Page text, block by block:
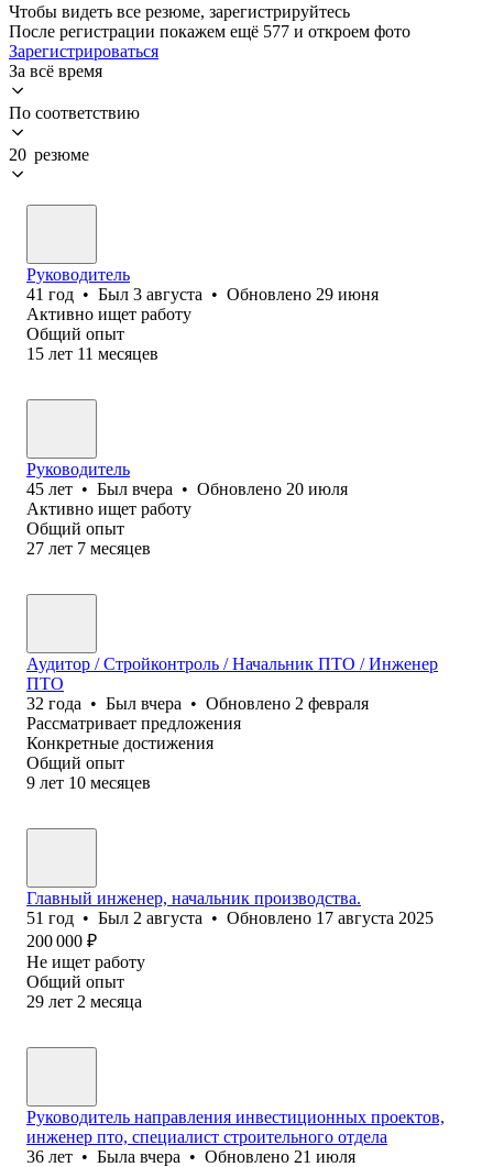
Чтобы видеть все резюме, зарегистрируйтесь
После регистрации покажем ещё 577 и откроем фото
Зарегистрироваться
За всё время
По соответствию
20 резюме
Руководитель
41 год • Был 3 августа • Обновлено 29 июня
Активно ищет работу
Общий опыт
15 лет 11 месяцев
Руководитель
45 лет • Был вчера • Обновлено 20 июля
Активно ищет работу
Общий опыт
27 лет 7 месяцев
Аудитор / Стройконтроль / Начальник ПТО / Инженер
ПТО
32 года • Был вчера • Обновлено 2 февраля
Рассматривает предложения
Конкретные достижения
Общий опыт
9 лет 10 месяцев
Главный инженер, начальник производства.
51 год • Был 2 августа • Обновлено 17 августа 2025
200 000 ₽
Не ищет работу
Общий опыт
29 лет 2 месяца
Руководитель направления инвестиционных проектов,
инженер пто, специалист строительного отдела
36 лет • Была вчера • Обновлено 21 июля